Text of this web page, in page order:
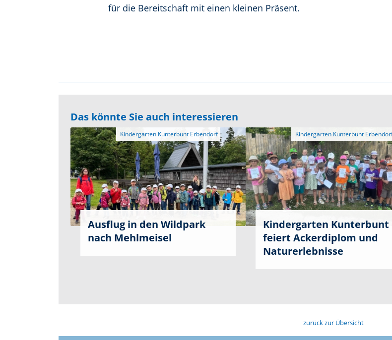
für die Bereitschaft mit einen kleinen Präsent.
Das könnte Sie auch interessieren
Kindergarten Kunterbunt Erbendorf
Ausflug in den Wildpark
nach Mehlmeisel
Kindergarten Kunterbunt
feiert Ackerdiplom und
Naturerlebnisse
zurück zur Übersicht